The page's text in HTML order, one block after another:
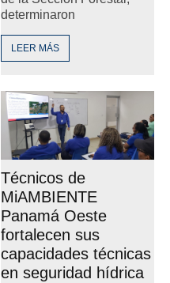
determinaron
LEER MÁS
Técnicos de
MiAMBIENTE
Panamá Oeste
fortalecen sus
capacidades técnicas
en seguridad hídrica